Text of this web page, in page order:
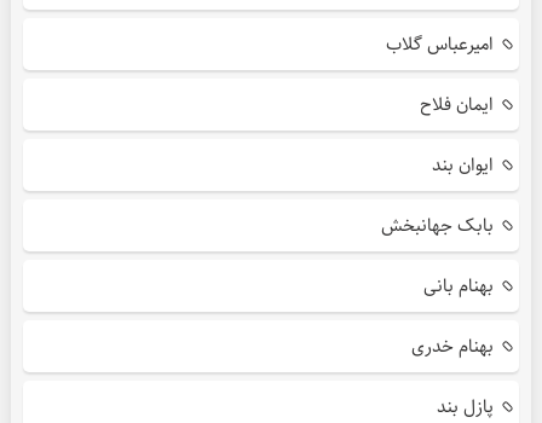
امیرعباس گلاب
ایمان فلاح
ایوان بند
بابک جهانبخش
بهنام بانی
بهنام خدری
پازل بند